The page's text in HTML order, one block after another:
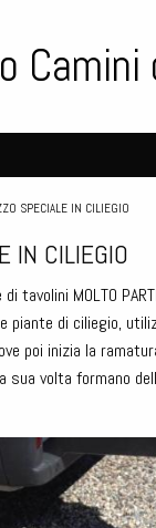
Camini
SPECIALE IN CILIEGIO
IN CILIEGIO
tavolini MOLTO
piante di ciliegio,
poi inizia la
sua volta formano